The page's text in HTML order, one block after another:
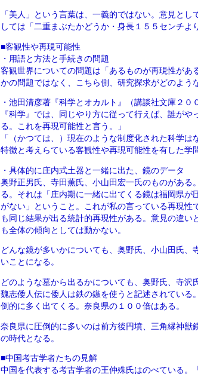
「美人」という言葉は、一義的ではない。意見と
しては「二重まぶたかどうか・身長１５５センチよ
■客観性や再現可能性
・用語と方法と手続きの問題
客観世界についての問題は「あるものが再現性があ
かの問題ではなく、こちら側、研究探求がどのよう
・池田清彦著『科学とオカルト』（講談社文庫２０
『科学』では、同じやり方に従って行えば、誰が
る。これを再現可能性と言う。」
「（かつては、）現在のような制度化された科学
特徴と考えらている客観性や再現可能性を有した学
・具体的に庄内式土器と一緒に出た、鏡のデータ
奥野正男氏、寺田薫氏、小山田宏一氏のものがある
る。それは「庄内期に一緒に出てくる鏡は福岡県
がない」ということ。これが私の言っている再現性
も同じ結果が出る統計的再現性がある。意見の違
も全体の傾向としては動かない。
どんな鏡が多いかについても、奥野氏、小山田氏
いことになる。
どのような墓から出るかについても、奥野氏、寺沢
魏志倭人伝に倭人は鉄の鏃を使うと記述されている
倒的に多く出てくる。奈良県の１００倍はある。
奈良県に圧倒的に多いのは前方後円墳、三角縁神獣
の時代となる。
■中国考古学者たちの見解
中国を代表する考古学者の王仲殊氏はのべている